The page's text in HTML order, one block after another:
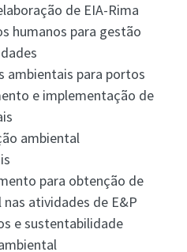
de EIA-Rima
humanos para gestão
ambientais para portos
e implementação de
ambiental
para obtenção de
atividades de E&P
e sustentabilidade